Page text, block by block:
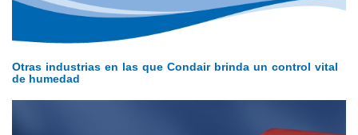
Otras industrias en las que Condair brinda un control vital
de humedad